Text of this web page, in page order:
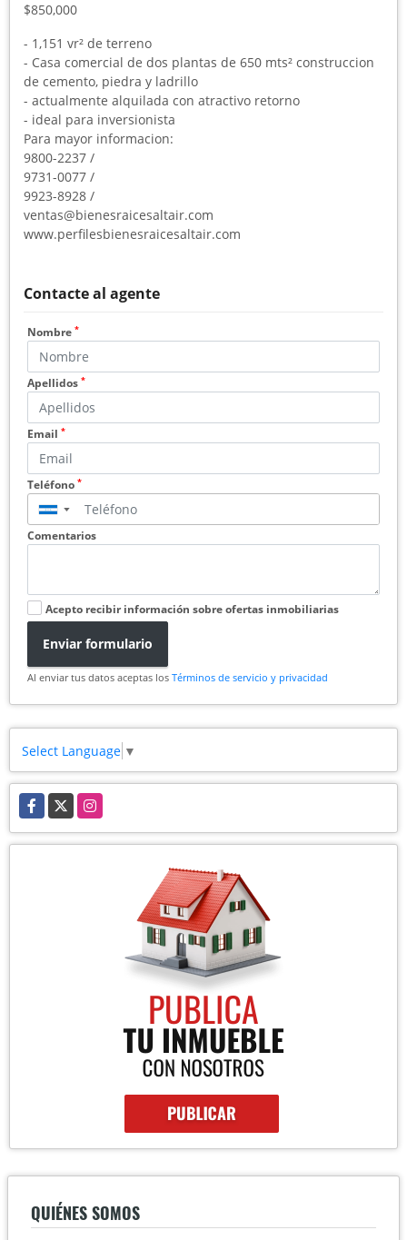
$850,000
- 1,151 vr² de terreno
- Casa comercial de dos plantas de 650 mts² construccion
de cemento, piedra y ladrillo
- actualmente alquilada con atractivo retorno
- ideal para inversionista
Para mayor informacion:
9800-2237 /
9731-0077 /
9923-8928 /
ventas@bienesraicesaltair.com
www.perfilesbienesraicesaltair.com
Contacte al agente
Nombre *
Apellidos *
Email *
Teléfono *
▼
Comentarios
Acepto recibir información sobre ofertas inmobiliarias
Enviar formulario
Al enviar tus datos aceptas los Términos de servicio y privacidad
Select Language ▼
Facebook
X Instagram
QUIÉNES SOMOS